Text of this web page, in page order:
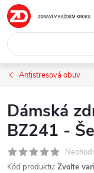
Přejít
na
obsah
Antistresová obuv
Dámská
BZ241 -
Kód produktu: Zvolte